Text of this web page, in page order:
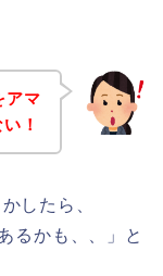
アマ
！
したら、
るかも、、」と